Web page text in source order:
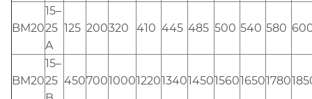
BM20
15–
25
A
125 200320 410 445 485 500 540 580
BM20
15–
25 4507001000122013401450156016501780